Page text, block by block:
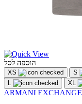
הוספה לסל
XS S
L
XL
ARMANI EXCHANGE